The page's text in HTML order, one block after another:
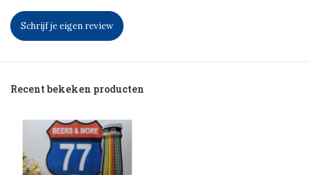
Schrijf je eigen review
Recent bekeken producten